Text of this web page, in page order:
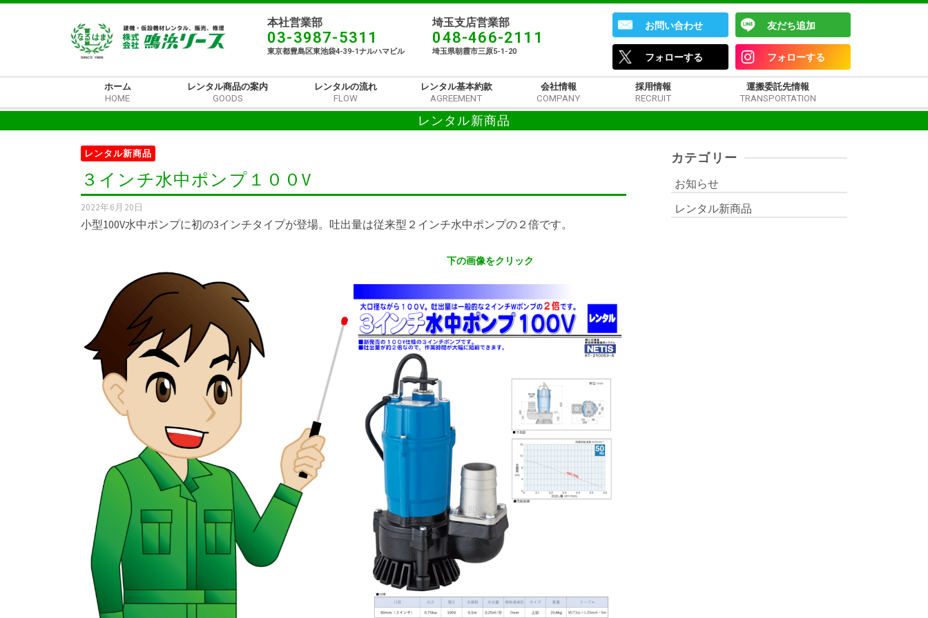
本社営業部​
03-3987-5311
東京都豊島区東池袋4-39-1ナルハマビル​
埼玉支店営業部
048-466-2111
埼玉県朝霞市三原5-1-20
お問い合わせ 友だち追加
フォローする フォローする
ホーム
HOME
レンタル商品の案内
GOODS
レンタルの流れ
FLOW
レンタル基本約款
AGREEMENT
会社情報
COMPANY
採用情報
RECRUIT
運搬委託先情報
TRANSPORTATION
レンタル新商品
レンタル新商品
３インチ水中ポンプ１００V
2022年6月20日
小型100V水中ポンプに初の3インチタイプが登場。吐出量は従来型２インチ水中ポンプの２倍です。
下の画像をクリック
カテゴリー
お知らせ
レンタル新商品